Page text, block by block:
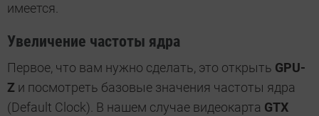
имеется.
Увеличение частоты ядра
Первое, что вам нужно сделать, это открыть GPU-
Z и посмотреть базовые значения частоты ядра
(Default Clock). В нашем случае видеокарта GTX